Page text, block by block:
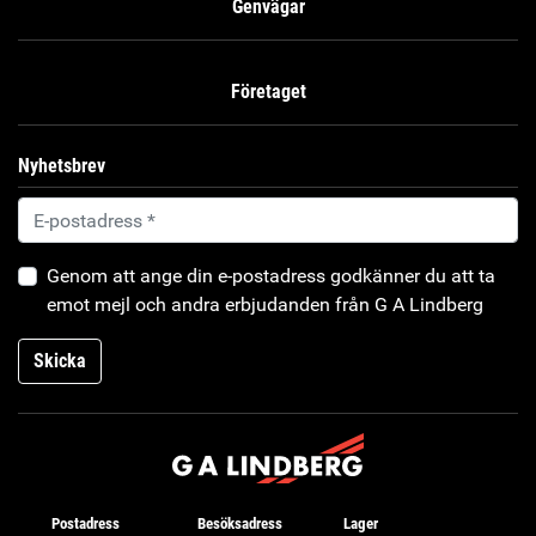
Genvägar
Företaget
Nyhetsbrev
Genom att ange din e-postadress godkänner du att ta
emot mejl och andra erbjudanden från G A Lindberg
Skicka
Postadress Besöksadress Lager